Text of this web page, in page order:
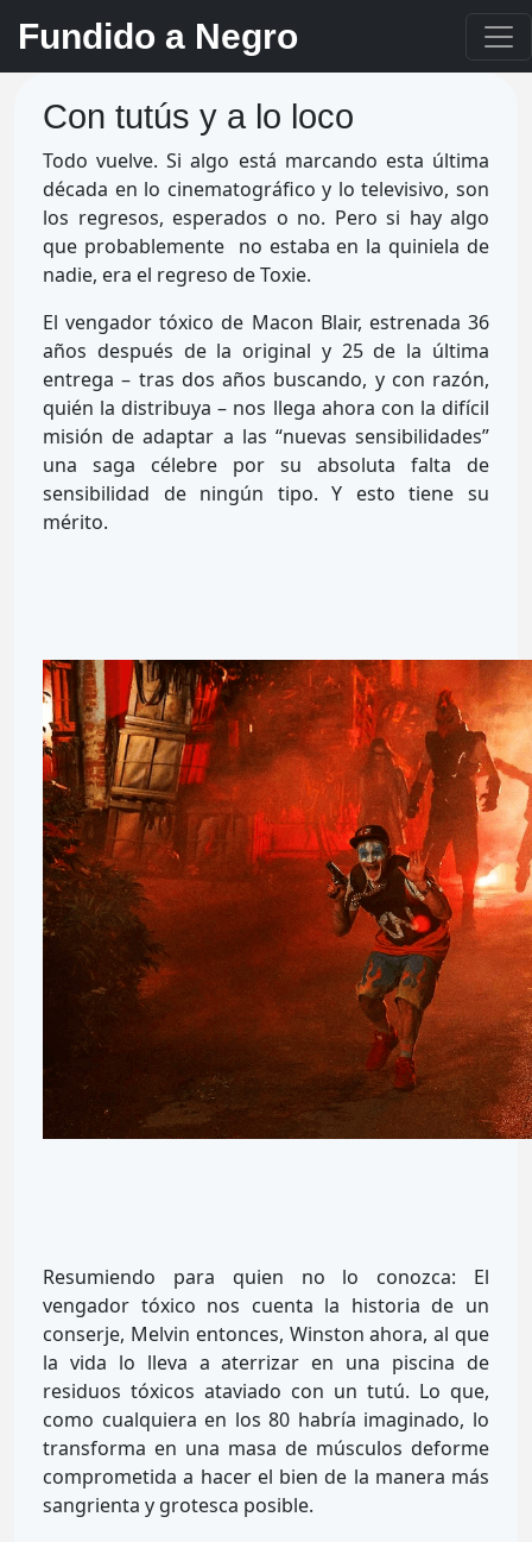
Fundido a Negro
Con tutús y a lo loco
Todo vuelve. Si algo está marcando esta última
década en lo cinematográfico y lo televisivo, son
los regresos, esperados o no. Pero si hay algo
que probablemente no estaba en la quiniela de
nadie, era el regreso de Toxie.
El vengador tóxico de Macon Blair, estrenada 36
años después de la original y 25 de la última
entrega – tras dos años buscando, y con razón,
quién la distribuya – nos llega ahora con la difícil
misión de adaptar a las “nuevas sensibilidades”
una saga célebre por su absoluta falta de
sensibilidad de ningún tipo. Y esto tiene su
mérito.
Resumiendo para quien no lo conozca: El
vengador tóxico nos cuenta la historia de un
conserje, Melvin entonces, Winston ahora, al que
la vida lo lleva a aterrizar en una piscina de
residuos tóxicos ataviado con un tutú. Lo que,
como cualquiera en los 80 habría imaginado, lo
transforma en una masa de músculos deforme
comprometida a hacer el bien de la manera más
sangrienta y grotesca posible.